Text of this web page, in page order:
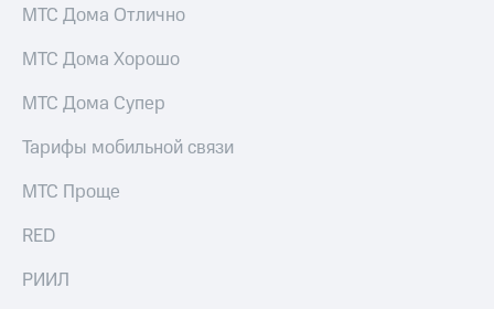
и
Рынок
Описание
Программа
Порядок
выкупа
МТС Дома Отлично
МТС Дома Хорошо
МТС Дома Супер
Тарифы мобильной связи
МТС Проще
RED
РИИЛ